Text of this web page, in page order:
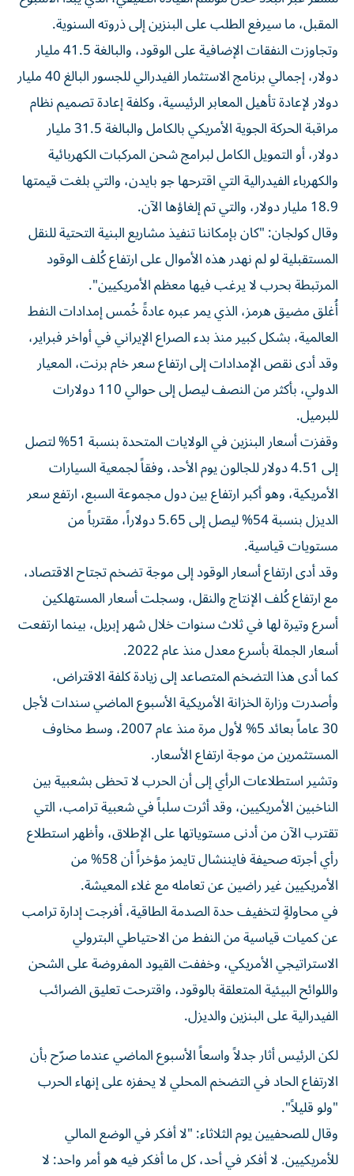
المقبل، ما سيرفع الطلب على البنزين إلى ذروته السنوية.
وتجاوزت النفقات الإضافية على الوقود، والبالغة 41.5 مليار
دولار، إجمالي برنامج الاستثمار الفيدرالي للجسور البالغ 40 مليار
دولار لإعادة تأهيل المعابر الرئيسية، وكلفة إعادة تصميم نظام
مراقبة الحركة الجوية الأمريكي بالكامل والبالغة 31.5 مليار
دولار، أو التمويل الكامل لبرامج شحن المركبات الكهربائية
والكهرباء الفيدرالية التي اقترحها جو بايدن، والتي بلغت قيمتها
18.9 مليار دولار، والتي تم إلغاؤها الآن.
وقال كولجان: "كان بإمكاننا تنفيذ مشاريع البنية التحتية للنقل
المستقبلية لو لم نهدر هذه الأموال على ارتفاع كُلف الوقود
المرتبطة بحرب لا يرغب فيها معظم الأمريكيين".
أُغلق مضيق هرمز، الذي يمر عبره عادةً خُمس إمدادات النفط
العالمية، بشكل كبير منذ بدء الصراع الإيراني في أواخر فبراير،
وقد أدى نقص الإمدادات إلى ارتفاع سعر خام برنت، المعيار
الدولي، بأكثر من النصف ليصل إلى حوالي 110 دولارات
للبرميل.
وقفزت أسعار البنزين في الولايات المتحدة بنسبة 51% لتصل
إلى 4.51 دولار للجالون يوم الأحد، وفقاً لجمعية السيارات
الأمريكية، وهو أكبر ارتفاع بين دول مجموعة السبع، ارتفع سعر
الديزل بنسبة 54% ليصل إلى 5.65 دولاراً، مقترباً من
مستويات قياسية.
وقد أدى ارتفاع أسعار الوقود إلى موجة تضخم تجتاح الاقتصاد،
مع ارتفاع كُلف الإنتاج والنقل، وسجلت أسعار المستهلكين
أسرع وتيرة لها في ثلاث سنوات خلال شهر إبريل، بينما ارتفعت
أسعار الجملة بأسرع معدل منذ عام 2022.
كما أدى هذا التضخم المتصاعد إلى زيادة كلفة الاقتراض،
وأصدرت وزارة الخزانة الأمريكية الأسبوع الماضي سندات لأجل
30 عاماً بعائد 5% لأول مرة منذ عام 2007، وسط مخاوف
المستثمرين من موجة ارتفاع الأسعار.
وتشير استطلاعات الرأي إلى أن الحرب لا تحظى بشعبية بين
الناخبين الأمريكيين، وقد أثرت سلباً في شعبية ترامب، التي
تقترب الآن من أدنى مستوياتها على الإطلاق، وأظهر استطلاع
رأي أجرته صحيفة فايننشال تايمز مؤخراً أن 58% من
الأمريكيين غير راضين عن تعامله مع غلاء المعيشة.
في محاولةٍ لتخفيف حدة الصدمة الطاقية، أفرجت إدارة ترامب
عن كميات قياسية من النفط من الاحتياطي البترولي
الاستراتيجي الأمريكي، وخففت القيود المفروضة على الشحن
واللوائح البيئية المتعلقة بالوقود، واقترحت تعليق الضرائب
الفيدرالية على البنزين والديزل.
لكن الرئيس أثار جدلاً واسعاً الأسبوع الماضي عندما صرّح بأن
الارتفاع الحاد في التضخم المحلي لا يحفزه على إنهاء الحرب
"ولو قليلاً".
وقال للصحفيين يوم الثلاثاء: "لا أفكر في الوضع المالي
للأمريكيين. لا أفكر في أحد، كل ما أفكر فيه هو أمر واحد: لا